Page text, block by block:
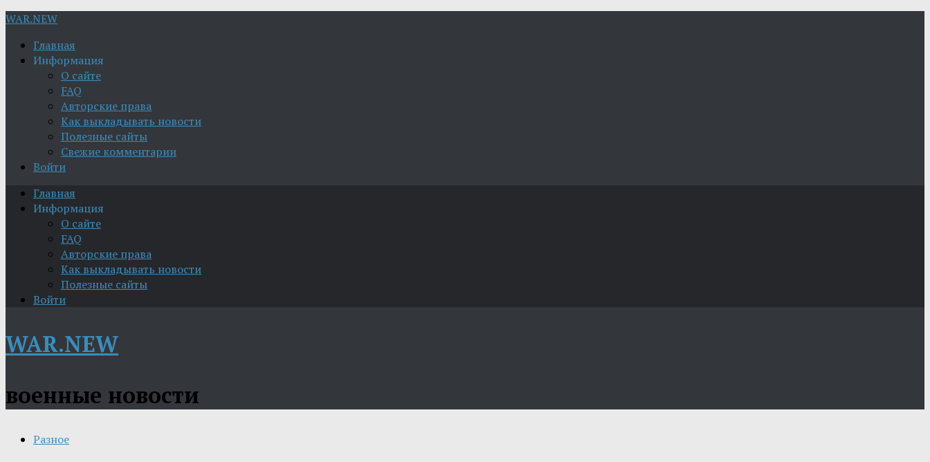
WAR.NEW
Главная
Информация
О сайте
FAQ
Авторские права
Как выкладывать новости
Полезные сайты
Свежие комментарии
Войти
Главная
Информация
О сайте
FAQ
Авторские права
Как выкладывать новости
Полезные сайты
Войти
WAR.NEW
военные новости
Разное